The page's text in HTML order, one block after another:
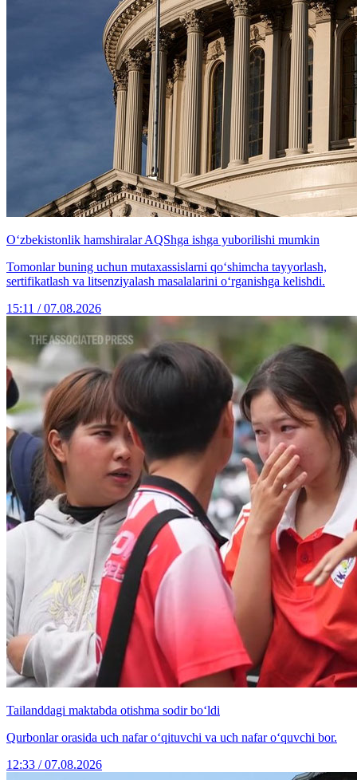
O‘zbekistonlik hamshiralar AQShga ishga yuborilishi mumkin
Tomonlar buning uchun mutaxassislarni qo‘shimcha tayyorlash,
sertifikatlash va litsenziyalash masalalarini o‘rganishga kelishdi.
15:11 / 07.08.2026
Tailanddagi maktabda otishma sodir bo‘ldi
Qurbonlar orasida uch nafar o‘qituvchi va uch nafar o‘quvchi bor.
12:33 / 07.08.2026